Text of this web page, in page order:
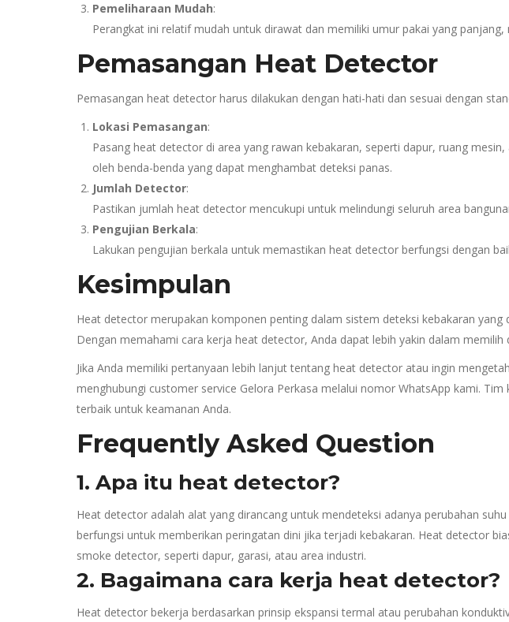
Pemeliharaan Mudah:
Perangkat ini relatif mudah untuk dirawat dan memiliki umur pakai yang
Pemasangan Heat Detector
Pemasangan heat detector harus dilakukan dengan hati-hati dan sesuai dengan
Lokasi Pemasangan:
Pasang heat detector di area yang rawan kebakaran, seperti dapur, ruang
oleh benda-benda yang dapat menghambat deteksi panas.
Jumlah Detector:
Pastikan jumlah heat detector mencukupi untuk melindungi seluruh area
Pengujian Berkala:
Lakukan pengujian berkala untuk memastikan heat detector berfungsi dengan
Kesimpulan
Heat detector merupakan komponen penting dalam sistem deteksi kebakaran
Dengan memahami cara kerja heat detector, Anda dapat lebih yakin dalam
Jika Anda memiliki pertanyaan lebih lanjut tentang heat detector atau ingin
menghubungi customer service Gelora Perkasa melalui nomor WhatsApp kami.
terbaik untuk keamanan Anda.
Frequently Asked Question
1. Apa itu heat detector?
Heat detector adalah alat yang dirancang untuk mendeteksi adanya perubahan
berfungsi untuk memberikan peringatan dini jika terjadi kebakaran. Heat detector
smoke detector, seperti dapur, garasi, atau area industri.
2. Bagaimana cara kerja heat detector?
Heat detector bekerja berdasarkan prinsip ekspansi termal atau perubahan